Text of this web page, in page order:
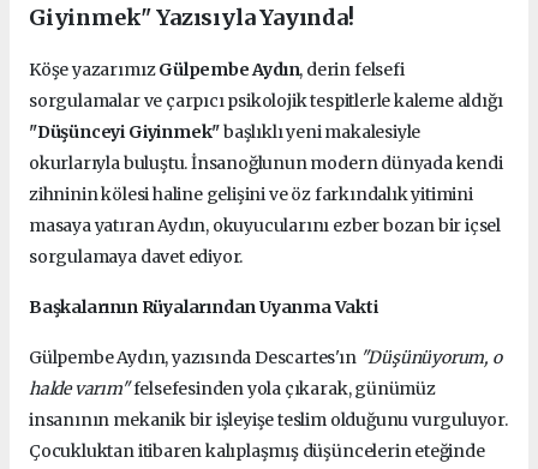
Giyinmek" Yazısıyla Yayında!
Köşe yazarımızGülpembe Aydın, derin felsefi
sorgulamalar ve çarpıcı psikolojik tespitlerle kaleme aldığı
"Düşünceyi Giyinmek"başlıklı yeni makalesiyle
okurlarıyla buluştu. İnsanoğlunun modern dünyada kendi
zihninin kölesi haline gelişini ve öz farkındalık yitimini
masaya yatıran Aydın, okuyucularını ezber bozan bir içsel
sorgulamaya davet ediyor.
Başkalarının Rüyalarından Uyanma Vakti
Gülpembe Aydın, yazısında Descartes'ın "Düşünüyorum, o
halde varım"felsefesinden yola çıkarak, günümüz
insanının mekanik bir işleyişe teslim olduğunu vurguluyor.
Çocukluktan itibaren kalıplaşmış düşüncelerin eteğinde